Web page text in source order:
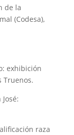
de la
(Codesa),
exhibición
Truenos.
raza